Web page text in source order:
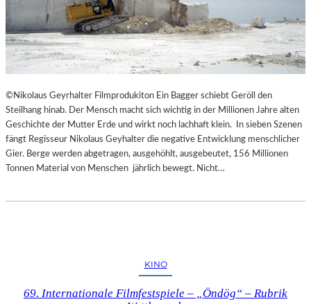
©Nikolaus Geyrhalter Filmprodukiton Ein Bagger schiebt Geröll den
Steilhang hinab. Der Mensch macht sich wichtig in der Millionen Jahre alten
Geschichte der Mutter Erde und wirkt noch lachhaft klein. In sieben Szenen
fängt Regisseur Nikolaus Geyhalter die negative Entwicklung menschlicher
Gier. Berge werden abgetragen, ausgehöhlt, ausgebeutet, 156 Millionen
Tonnen Material von Menschen jährlich bewegt. Nicht…
KINO
69. Internationale Filmfestspiele – „Öndög“ – Rubrik